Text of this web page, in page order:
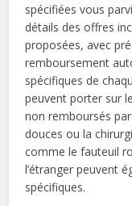
spécifiées vous
détails des offres
proposées, avec
remboursement
spécifiques de
peuvent porter sur
non remboursés
douces ou la
comme le fauteuil
l’étranger peuvent
spécifiques.